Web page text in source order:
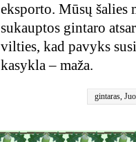
eksporto. Mūsų šalies
sukauptos gintaro
vilties, kad pavyks
kasykla – maža.
gintaras,